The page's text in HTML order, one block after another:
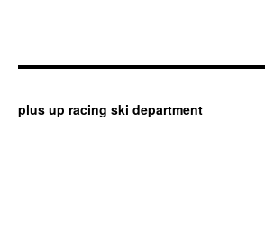
plus up racing ski department